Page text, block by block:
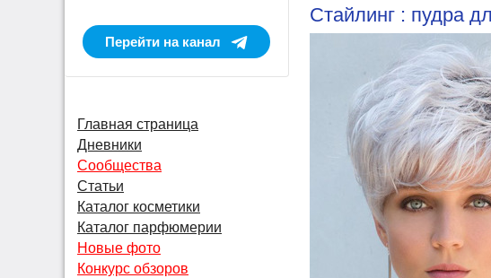
Стайлинг : пудра
Перейти на канал
Главная страница
Дневники
Сообщества
Статьи
Каталог косметики
Каталог парфюмерии
Новые фото
Конкурс обзоров